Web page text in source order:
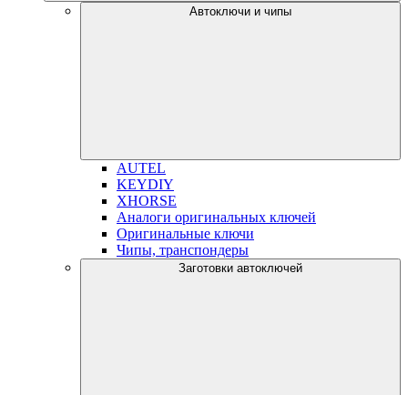
Автоключи и чипы
AUTEL
KEYDIY
XHORSE
Аналоги оригинальных ключей
Оригинальные ключи
Чипы, транспондеры
Заготовки автоключей